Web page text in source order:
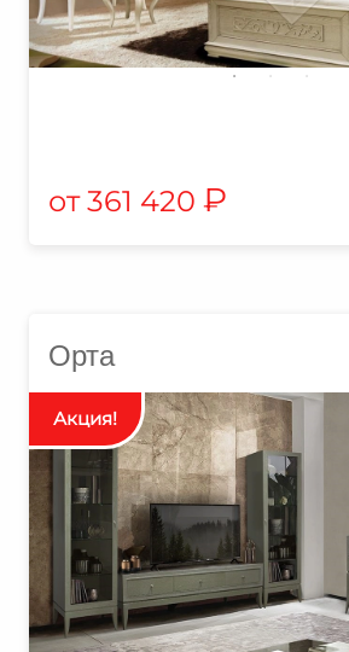
361 420 ₽
Орта